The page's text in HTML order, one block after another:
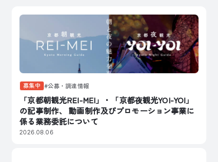
募集中 公募・調達情報
「京都朝観光REI-MEI」・「京都夜観光YOI-YOI」
の記事制作、 動画制作及びプロモーション事業に
係る業務委託について
2026.08.06